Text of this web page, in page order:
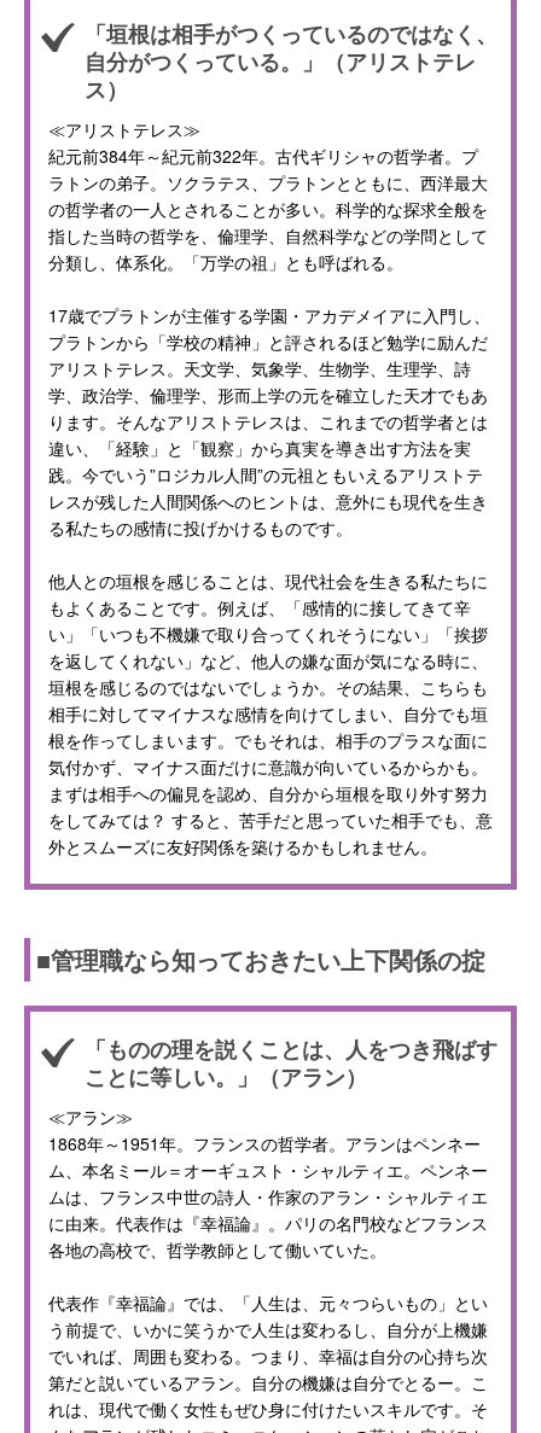
「垣根は相手がつくっているのではなく、
自分がつくっている。」（アリストテレ
ス）
≪アリストテレス≫
紀元前384年～紀元前322年。古代ギリシャの哲学者。プ
ラトンの弟子。ソクラテス、プラトンとともに、西洋最大
の哲学者の一人とされることが多い。科学的な探求全般を
指した当時の哲学を、倫理学、自然科学などの学問として
分類し、体系化。「万学の祖」とも呼ばれる。
17歳でプラトンが主催する学園・アカデメイアに入門し、
プラトンから「学校の精神」と評されるほど勉学に励んだ
アリストテレス。天文学、気象学、生物学、生理学、詩
学、政治学、倫理学、形而上学の元を確立した天才でもあ
ります。そんなアリストテレスは、これまでの哲学者とは
違い、「経験」と「観察」から真実を導き出す方法を実
践。今でいう”ロジカル人間”の元祖ともいえるアリストテ
レスが残した人間関係へのヒントは、意外にも現代を生き
る私たちの感情に投げかけるものです。
他人との垣根を感じることは、現代社会を生きる私たちに
もよくあることです。例えば、「感情的に接してきて辛
い」「いつも不機嫌で取り合ってくれそうにない」「挨拶
を返してくれない」など、他人の嫌な面が気になる時に、
垣根を感じるのではないでしょうか。その結果、こちらも
相手に対してマイナスな感情を向けてしまい、自分でも垣
根を作ってしまいます。でもそれは、相手のプラスな面に
気付かず、マイナス面だけに意識が向いているからかも。
まずは相手への偏見を認め、自分から垣根を取り外す努力
をしてみては？ すると、苦手だと思っていた相手でも、意
外とスムーズに友好関係を築けるかもしれません。
■管理職なら知っておきたい上下関係の掟
「ものの理を説くことは、人をつき飛ばす
ことに等しい。」（アラン）
≪アラン≫
1868年～1951年。フランスの哲学者。アランはペンネー
ム、本名ミール＝オーギュスト・シャルティエ。ペンネー
ムは、フランス中世の詩人・作家のアラン・シャルティエ
に由来。代表作は『幸福論』。パリの名門校などフランス
各地の高校で、哲学教師として働いていた。
代表作『幸福論』では、「人生は、元々つらいもの」とい
う前提で、いかに笑うかで人生は変わるし、自分が上機嫌
でいれば、周囲も変わる。つまり、幸福は自分の心持ち次
第だと説いているアラン。自分の機嫌は自分でとるー。こ
れは、現代で働く女性もぜひ身に付けたいスキルです。そ